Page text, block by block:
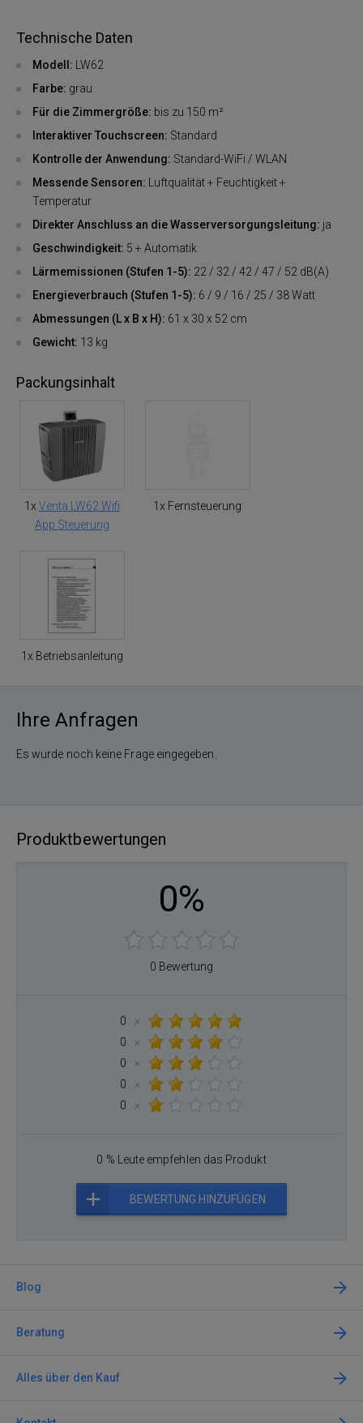
Technische Daten
Modell: LW62
Farbe: grau
Für die Zimmergröße: bis zu 150 m²
Interaktiver Touchscreen: Standard
Kontrolle der Anwendung: Standard-WiFi / WLAN
Messende Sensoren: Luftqualität + Feuchtigkeit +
Temperatur
Direkter Anschluss an die Wasserversorgungsleitung: ja
Geschwindigkeit: 5 + Automatik
Lärmemissionen (Stufen 1-5): 22 / 32 / 42 / 47 / 52 dB(A)
Energieverbrauch (Stufen 1-5): 6 / 9 / 16 / 25 / 38 Watt
Abmessungen (L x B x H): 61 x 30 x 52 cm
Gewicht: 13 kg
Packungsinhalt
1x Venta LW62 Wifi
App Steuerung
1x Fernsteuerung
1x Betriebsanleitung
Ihre Anfragen
Es wurde noch keine Frage eingegeben.
Produktbewertungen
0%
0 Bewertung
0
×
0
×
0
×
0
×
0
×
0 % Leute empfehlen das Produkt
BEWERTUNG HINZUFÜGEN
Blog
Beratung
Alles über den Kauf